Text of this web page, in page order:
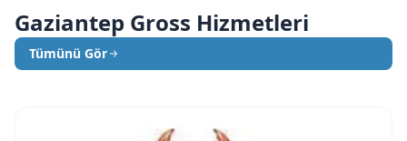
Gaziantep Gross Hizmetleri
Tümünü Gör